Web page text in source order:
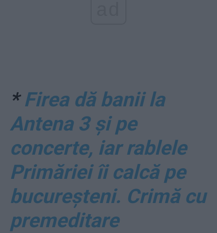
*Firea dă banii la
Antena 3 și pe
concerte, iar rablele
Primăriei îi calcă pe
bucureșteni. Crimă cu
premeditare